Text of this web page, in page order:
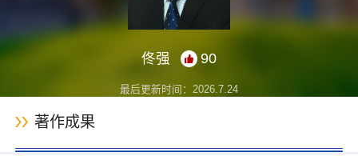
佟强 90
最后更新时间： 2026 7 24
著作成果